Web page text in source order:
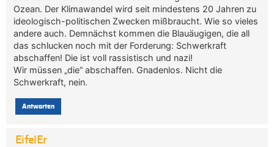
Ozean. Der Klimawandel wird seit mindestens 20 Jahren zu
ideologisch-politischen Zwecken mißbraucht. Wie so vieles
andere auch. Demnächst kommen die Blauäugigen, die all
das schlucken noch mit der Forderung: Schwerkraft
abschaffen! Die ist voll rassistisch und nazi!
Wir müssen „die“ abschaffen. Gnadenlos. Nicht die
Schwerkraft, nein.
Antworten
EifelEr